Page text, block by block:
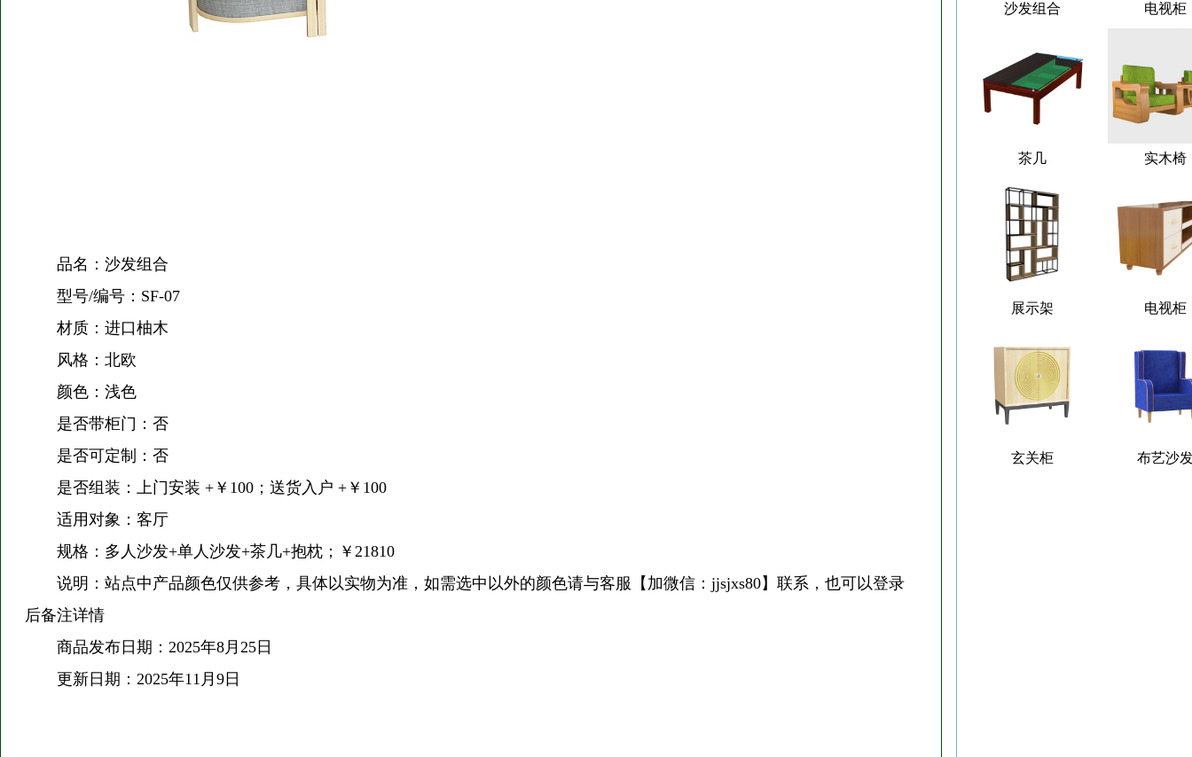
品名：沙发组合
型号/编号：SF-07
材质：进口柚木
风格：北欧
颜色：浅色
是否带柜门：否
是否可定制：否
是否组装：上门安装 +￥100；送货入户 +￥100
适用对象：客厅
规格：多人沙发+单人沙发+茶几+抱枕；￥21810
说明：站点中产品颜色仅供参考，具体以实物为准，如需选中以外的颜色请与客服【加微信：jjsjxs80】联系，也可以登录
后备注详情
商品发布日期：2025年8月25日
更新日期：2025年11月9日
沙发组合 电视柜
茶几 实木椅
展示架 电视柜
玄关柜 布艺沙